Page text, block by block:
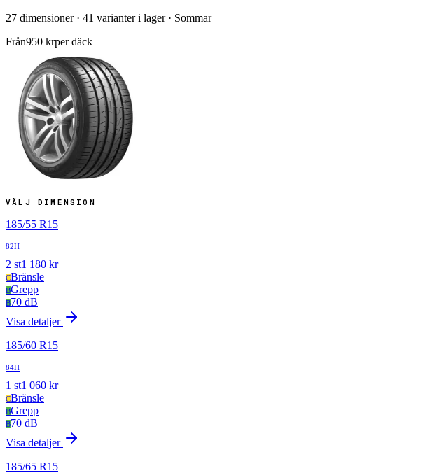
27 dimensioner· 41 varianter i lager· Sommar
Från950 krper däck
VÄLJ DIMENSION
185/55 R15
82H
2 st1 180 kr
CBränsle
BGrepp
B70 dB
Visa detaljer
185/60 R15
84H
1 st1 060 kr
CBränsle
BGrepp
B70 dB
Visa detaljer
185/65 R15